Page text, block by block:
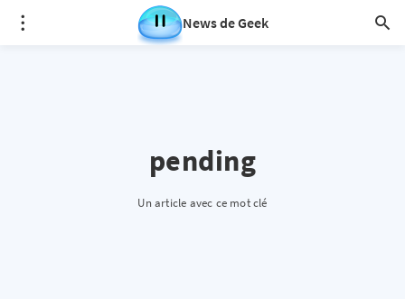
News de Geek
pending
Un article avec ce mot clé